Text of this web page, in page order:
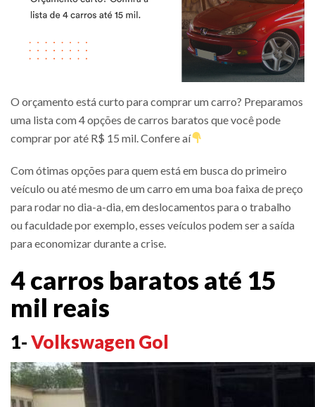
O orçamento está curto para comprar um carro? Preparamos
uma lista com 4 opções de carros baratos que você pode
comprar por até R$ 15 mil. Confere aí
Com ótimas opções para quem está em busca do primeiro
veículo ou até mesmo de um carro em uma boa faixa de preço
para rodar no dia-a-dia, em deslocamentos para o trabalho
ou faculdade por exemplo, esses veículos podem ser a saída
para economizar durante a crise.
4 carros baratos até 15
mil reais
1-Volkswagen Gol